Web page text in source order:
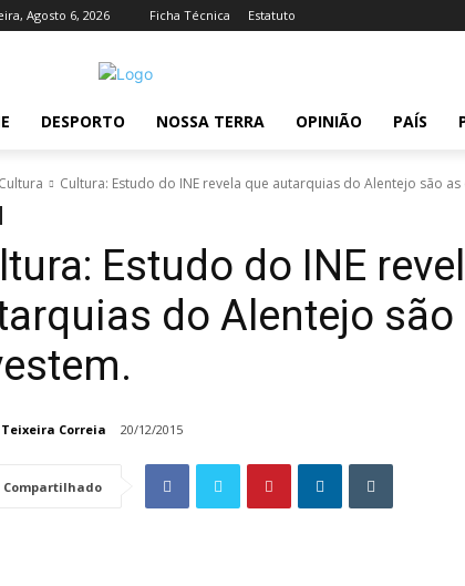
Agosto 6, 2026 Ficha Técnica Estatuto
DESPORTO NOSSA TERRA OPINIÃO PAÍS
Cultura Cultura: Estudo do INE revela que autarquias do Alentejo são as
Estudo do INE
do Alentejo
Teixeira Correia 20/12/2015
Compartilhado